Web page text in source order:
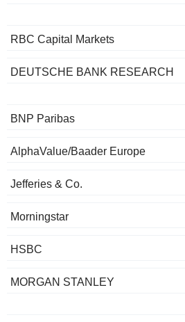
RBC Capital Markets
DEUTSCHE BANK RESEARCH
BNP Paribas
AlphaValue/Baader Europe
Jefferies & Co.
Morningstar
HSBC
MORGAN STANLEY